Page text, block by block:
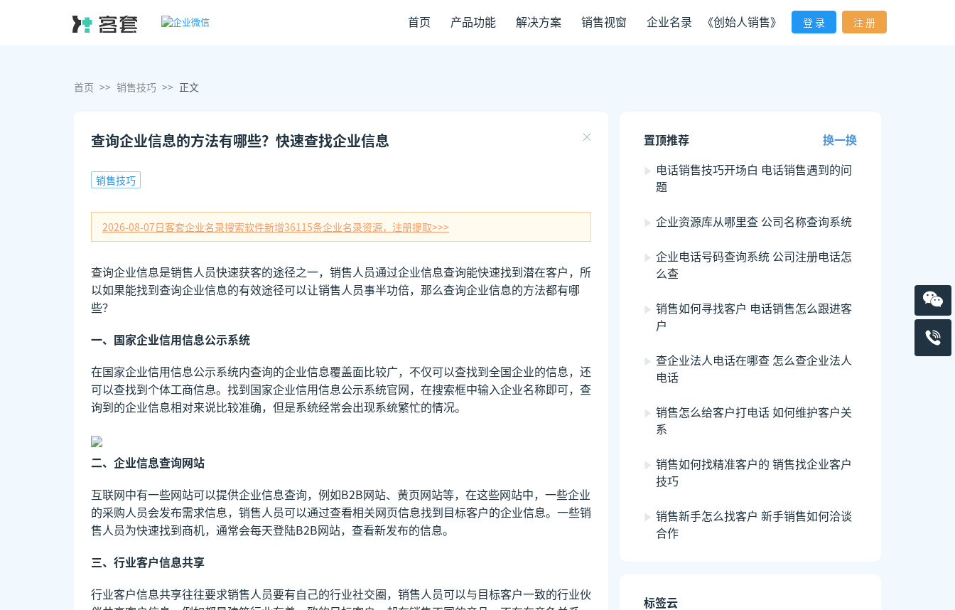
首页 产品功能 解决方案 销售视窗 企业名录 《创始人销售》 登 录 注 册
首页 >> 销售技巧 >> 正文
查询企业信息的方法有哪些？快速查找企业信息
销售技巧
2026-08-07日客套企业名录搜索软件新增36115条企业名录资源，注册提取>>>
查询企业信息是销售人员快速获客的途径之一，销售人员通过企业信息查询能快速找到潜在客户，所
以如果能找到查询企业信息的有效途径可以让销售人员事半功倍，那么查询企业信息的方法都有哪
些？
一、国家企业信用信息公示系统
在国家企业信用信息公示系统内查询的企业信息覆盖面比较广，不仅可以查找到全国企业的信息，还
可以查找到个体工商信息。找到国家企业信用信息公示系统官网，在搜索框中输入企业名称即可，查
询到的企业信息相对来说比较准确，但是系统经常会出现系统繁忙的情况。
二、企业信息查询网站
互联网中有一些网站可以提供企业信息查询，例如B2B网站、黄页网站等，在这些网站中，一些企业
的采购人员会发布需求信息，销售人员可以通过查看相关网页信息找到目标客户的企业信息。一些销
售人员为快速找到商机，通常会每天登陆B2B网站，查看新发布的信息。
三、行业客户信息共享
行业客户信息共享往往要求销售人员要有自己的行业社交圈，销售人员可以与目标客户一致的行业伙
置顶推荐
换一换
电话销售技巧开场白 电话销售遇到的问
题
企业资源库从哪里查 公司名称查询系统
企业电话号码查询系统 公司注册电话怎
么查
销售如何寻找客户 电话销售怎么跟进客
户
查企业法人电话在哪查 怎么查企业法人
电话
销售怎么给客户打电话 如何维护客户关
系
销售如何找精准客户的 销售找企业客户
技巧
销售新手怎么找客户 新手销售如何洽谈
合作
标签云